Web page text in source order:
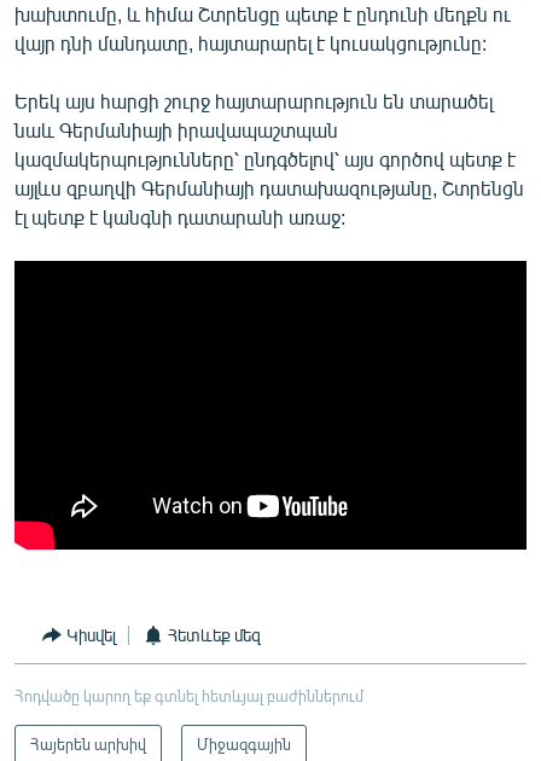
խախտումը, և հիմա Շտրենցը պետք է ընդունի մեղքն ու
վայր դնի մանդատը, հայտարարել է կուսակցությունը:
Երեկ այս հարցի շուրջ հայտարարություն են տարածել
նաև Գերմանիայի իրավապաշտպան
կազմակերպությունները՝ ընդգծելով՝ այս գործով պետք է
այլևս զբաղվի Գերմանիայի դատախազությանը, Շտրենցն
էլ պետք է կանգնի դատարանի առաջ:
Կիսվել Հետևեք մեզ
Հոդվածը կարող եք գտնել հետևյալ բաժիններում
Հայերեն արխիվ Միջազգային